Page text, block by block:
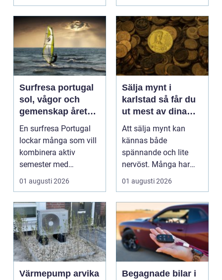
Surfresa portugal
sol, vågor och
gemenskap året
runt
En surfresa Portugal
lockar många som vill
kombinera aktiv
semester med
avkoppling, god mat
och enke...
01 augusti 2026
Sälja mynt i
karlstad så får du
ut mest av dina
samlingar
Att sälja mynt kan
kännas både
spännande och lite
nervöst. Många har
ärvt mynt, hittat gamla
burkar ...
01 augusti 2026
Värmepump arvika
Begagnade bilar i